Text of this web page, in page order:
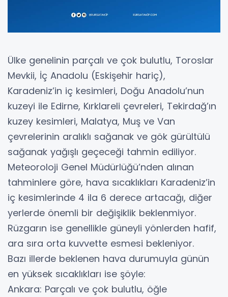
Ülke genelinin parçalı ve çok bulutlu, Toroslar
Mevkii, İç Anadolu (Eskişehir hariç),
Karadeniz’in iç kesimleri, Doğu Anadolu’nun
kuzeyi ile Edirne, Kırklareli çevreleri, Tekirdağ’ın
kuzey kesimleri, Malatya, Muş ve Van
çevrelerinin aralıklı sağanak ve gök gürültülü
sağanak yağışlı geçeceği tahmin ediliyor.
Meteoroloji Genel Müdürlüğü’nden alınan
tahminlere göre, hava sıcaklıkları Karadeniz’in
iç kesimlerinde 4 ila 6 derece artacağı, diğer
yerlerde önemli bir değişiklik beklenmiyor.
Rüzgarın ise genellikle güneyli yönlerden hafif,
ara sıra orta kuvvette esmesi bekleniyor.
Bazı illerde beklenen hava durumuyla günün
en yüksek sıcaklıkları ise şöyle:
Ankara: Parçalı ve çok bulutlu, öğle